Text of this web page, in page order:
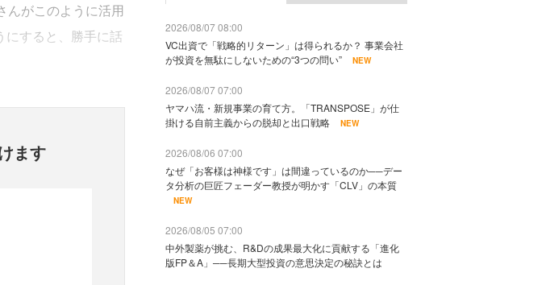
んがこのように活用
にすると、勝手に話
ます
2026/08/07 08:00
VC出資で「戦略的リターン」は得られるか？ 事業会社
が投資を無駄にしないための“3つの問い”
NEW
2026/08/07 07:00
ヤマハ流・新規事業の育て方。「TRANSPOSE」が仕
掛ける自前主義からの脱却と出口戦略
NEW
2026/08/06 07:00
なぜ「お客様は神様です」は間違っているのか──デー
タ分析の巨匠フェーダー教授が明かす「CLV」の本質
NEW
2026/08/05 07:00
中外製薬が挑む、R&Dの成果最大化に貢献する「進化
版FP＆A」──長期大型投資の意思決定の秘訣とは